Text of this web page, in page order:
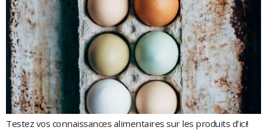
Testez vos connaissances alimentaires sur les produits d’ici!